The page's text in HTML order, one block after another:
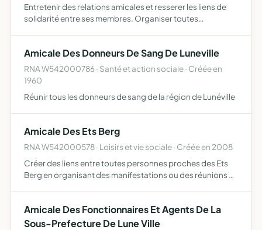
Entretenir des relations amicales et resserer les liens de
solidarité entre ses membres. Organiser toutes
Amicale Des Donneurs De Sang De Luneville
RNA W542000786 · Santé et action sociale · Créée en
1960
Réunir tous les donneurs de sang de la région de Lunéville
Amicale Des Ets Berg
RNA W542000578 · Loisirs et vie sociale · Créée en 2008
Créer des liens entre toutes personnes proches des Ets
Berg en organisant des manifestations ou des réunions à
Amicale Des Fonctionnaires Et Agents De La
Sous-Prefecture De Lune Ville